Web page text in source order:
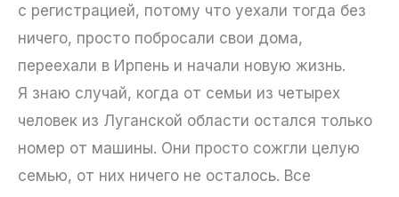
с регистрацией, потому что уехали тогда без
ничего, просто побросали свои дома,
переехали в Ирпень и начали новую жизнь.
Я знаю случай, когда от семьи из четырех
человек из Луганской области остался только
номер от машины. Они просто сожгли целую
семью, от них ничего не осталось. Все